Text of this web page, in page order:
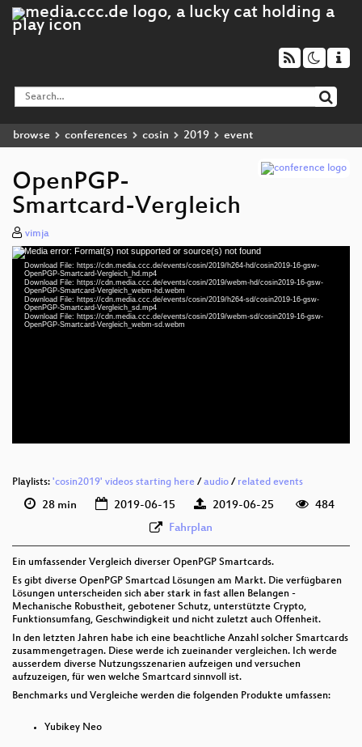
browse conferences cosin 2019 event
OpenPGP-
Smartcard-Vergleich
vimja
Video
Player
Media error: Format(s) not supported or source(s) not found
Download File: https://cdn.media.ccc.de/events/cosin/2019/h264-hd/cosin2019-16-gsw-
OpenPGP-Smartcard-Vergleich_hd.mp4
Download File: https://cdn.media.ccc.de/events/cosin/2019/webm-hd/cosin2019-16-gsw-
OpenPGP-Smartcard-Vergleich_webm-hd.webm
Download File: https://cdn.media.ccc.de/events/cosin/2019/h264-sd/cosin2019-16-gsw-
OpenPGP-Smartcard-Vergleich_sd.mp4
Download File: https://cdn.media.ccc.de/events/cosin/2019/webm-sd/cosin2019-16-gsw-
OpenPGP-Smartcard-Vergleich_webm-sd.webm
Playlists: 'cosin2019' videos starting here / audio / related events
28 min 2019-06-15 2019-06-25
484
Fahrplan
Ein umfassender Vergleich diverser OpenPGP Smartcards.
Es gibt diverse OpenPGP Smartcad Lösungen am Markt. Die verfügbaren
Lösungen unterscheiden sich aber stark in fast allen Belangen -
Mechanische Robustheit, gebotener Schutz, unterstützte Crypto,
Funktionsumfang, Geschwindigkeit und nicht zuletzt auch Offenheit.
In den letzten Jahren habe ich eine beachtliche Anzahl solcher Smartcards
zusammengetragen. Diese werde ich zueinander vergleichen. Ich werde
ausserdem diverse Nutzungsszenarien aufzeigen und versuchen
aufzuzeigen, für wen welche Smartcard sinnvoll ist.
Benchmarks und Vergleiche werden die folgenden Produkte umfassen:
Yubikey Neo